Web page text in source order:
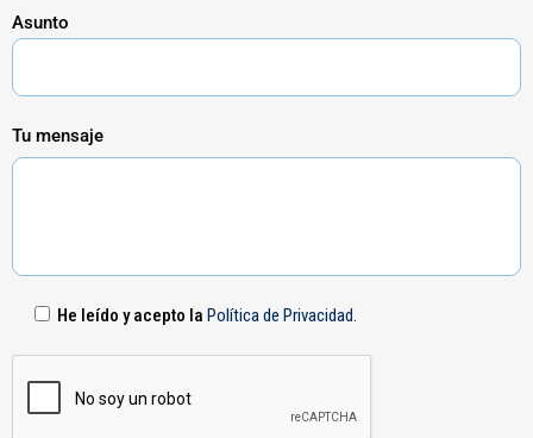
Asunto
Tu mensaje
He leído y acepto la Política de Privacidad.